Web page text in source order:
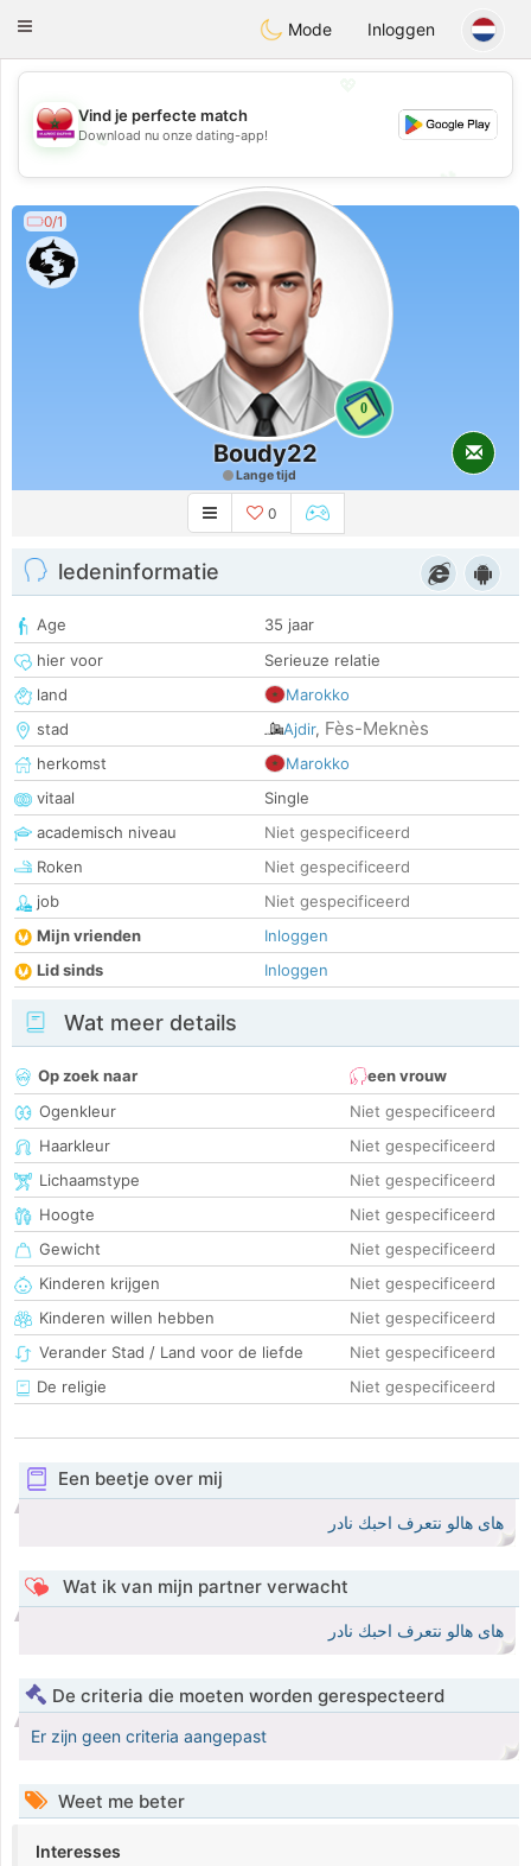
Maroc Dating
Toggle
Mode Inloggen
💖
💕
💕
Vind je perfecte match
Download nu onze dating-app!
0/1
0
Boudy22
Lange tijd
0
ledeninformatie
Age
35 jaar
hier voor
Serieuze relatie
land
Marokko
stad
Ajdir, Fès-Meknès
herkomst
Marokko
vitaal
Single
academisch niveau
Niet gespecificeerd
Roken
Niet gespecificeerd
job
Niet gespecificeerd
Mijn vrienden
Inloggen
Lid sinds
Inloggen
Wat meer details
Op zoek naar
een vrouw
Ogenkleur
Niet gespecificeerd
Haarkleur
Niet gespecificeerd
Lichaamstype
Niet gespecificeerd
Hoogte
Niet gespecificeerd
Gewicht
Niet gespecificeerd
Kinderen krijgen
Niet gespecificeerd
Kinderen willen hebben
Niet gespecificeerd
Verander Stad / Land voor de liefde
Niet gespecificeerd
De religie
Niet gespecificeerd
Een beetje over mij
هاى هالو نتعرف احبك نادر
Wat ik van mijn partner verwacht
هاى هالو نتعرف احبك نادر
De criteria die moeten worden gerespecteerd
Er zijn geen criteria aangepast
Weet me beter
Interesses